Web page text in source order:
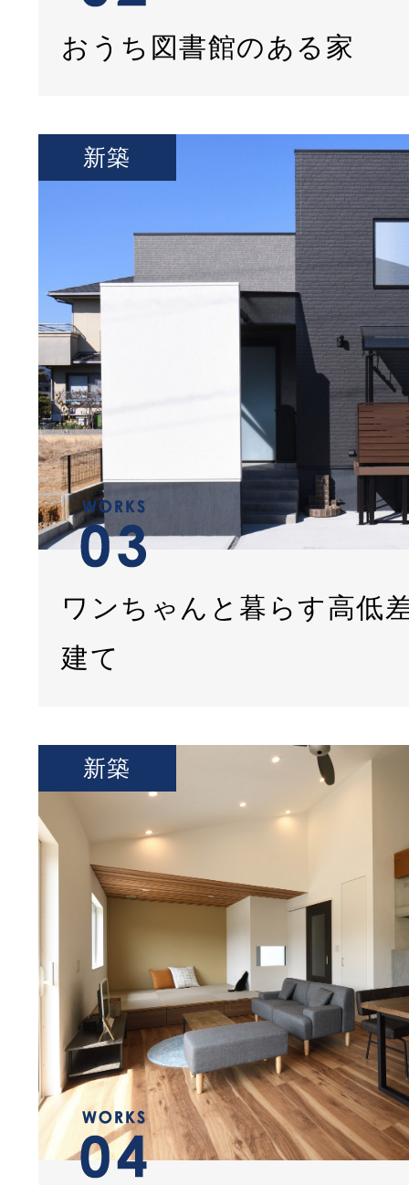
おうち図書館のある家
ワンちゃんと暮らす高低
建て
新築
新築